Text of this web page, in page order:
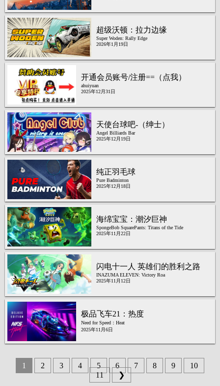
超级沃顿：拉力边缘
Super Woden: Rally Edge
2026年1月19日
开通会员账号/注册==（点我）
ahuiyuan
2025年12月31日
天使台球吧-（绅士）
Angel Billiards Bar
2025年12月19日
纯正羽毛球
Pure Badminton
2025年12月18日
海绵宝宝：潮汐巨神
SpongeBob SquarePants: Titans of the Tide
2025年11月22日
闪电十一人 英雄们的胜利之路
INAZUMA ELEVEN: Victory Roa
2025年11月12日
极品飞车21：热度
Need for Speed：Heat
2025年11月6日
1 2 3 4 5 6 7 8 9
10
11
❯